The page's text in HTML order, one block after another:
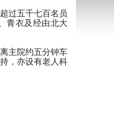
过五千七百名员
青衣及经由北大
主院约五分钟车
，亦设有老人科